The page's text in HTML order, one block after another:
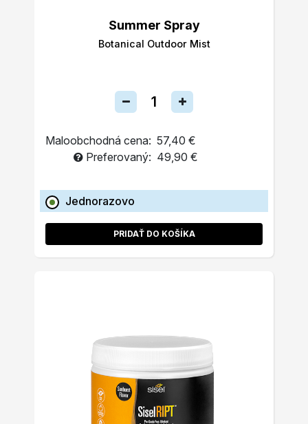
Summer Spray
Botanical Outdoor Mist
Maloobchodná cena: 57,40 €
Preferovaný: 49,90 €
Jednorazovo
PRIDAŤ DO KOŠÍKA